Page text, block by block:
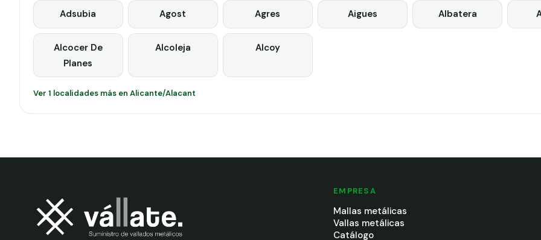
Adsubia Agost Agres Aigues Albatera
Alcocer De
Planes
Alcoleja Alcoy
Ver 1 localidades más en Alicante/Alacant
EMPRESA
Mallas metálicas
Vallas metálicas
Catálogo